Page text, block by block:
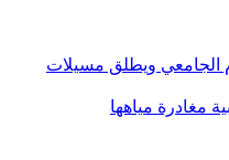
الجامعي ويطلق مسيلات
مغادرة مياهها